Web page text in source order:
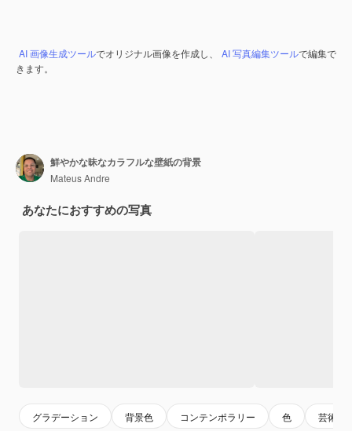
AI 画像生成ツールでオリジナル画像を作成し、 AI 写真編集ツールで編集で
きます。
鮮やかな昧なカラフルな壁紙の背景
Mateus Andre
あなたにおすすめの写真
グラデーション 背景色 コンテンポラリー 色 芸術